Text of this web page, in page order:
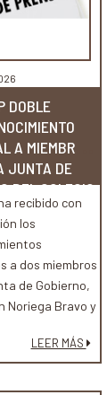
DOBLE
A MIEMBROS
JUNTA DE
DEL COLEGIO
recibido con
los
a dos miembros
de Gobierno,
Noriega Bravo y
a su
profesional y a
al interés
LEER MÁS